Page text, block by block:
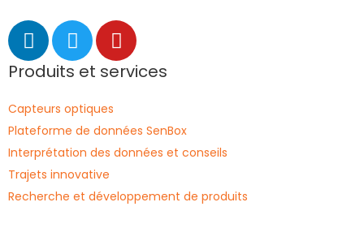
Produits et services
Capteurs optiques
Plateforme de données SenBox
Interprétation des données et conseils
Trajets innovative
Recherche et développement de produits